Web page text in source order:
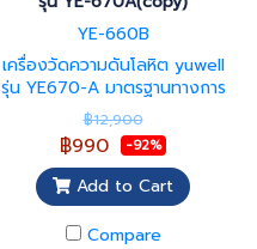
YE-660B
เครื่องวัดความดันโลหิต yuwell
รุ่น YE670-A มาตรฐานทางการ
แพทย์
฿12,900
฿990 -92%
Add to Cart
Compare